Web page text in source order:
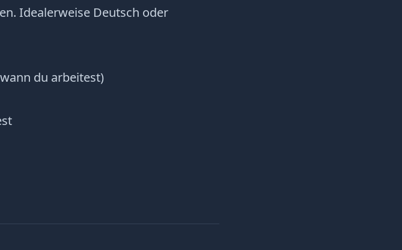
Idealerweise Deutsch oder
du arbeitest)